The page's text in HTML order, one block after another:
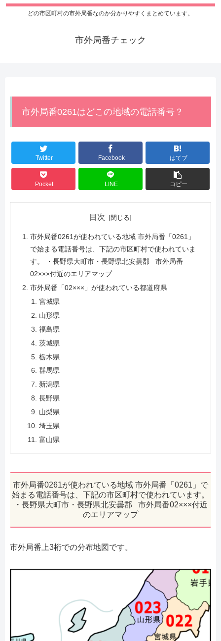
どの市区町村の市外局番なのか分かりやすくまとめています。
市外局番チェック
市外局番0261はどこの地域の電話番号？
Twitter Facebook はてブ
Pocket LINE コピー
目次
市外局番0261が使われている地域 市外局番「0261」
で始まる電話番号は、下記の市区町村で使われていま
す。 ・長野県大町市・長野県北安曇郡 市外局番
02×××付近のエリアマップ
市外局番「02×××」が使われている都道府県
宮城県
山形県
福島県
茨城県
栃木県
群馬県
新潟県
長野県
山梨県
埼玉県
富山県
市外局番0261が使われている地域 市外局番「0261」で
始まる電話番号は、下記の市区町村で使われています。
・長野県大町市・長野県北安曇郡 市外局番02×××付近
のエリアマップ
市外局番上3桁での分布地図です。